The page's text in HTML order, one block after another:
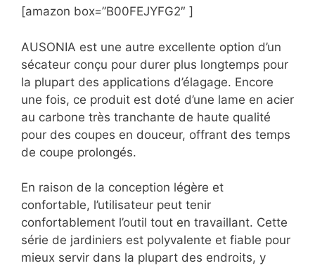
[amazon box=”B00FEJYFG2″ ]
AUSONIA est une autre excellente option d’un
sécateur conçu pour durer plus longtemps pour
la plupart des applications d’élagage. Encore
une fois, ce produit est doté d’une lame en acier
au carbone très tranchante de haute qualité
pour des coupes en douceur, offrant des temps
de coupe prolongés.
En raison de la conception légère et
confortable, l’utilisateur peut tenir
confortablement l’outil tout en travaillant. Cette
série de jardiniers est polyvalente et fiable pour
mieux servir dans la plupart des endroits, y